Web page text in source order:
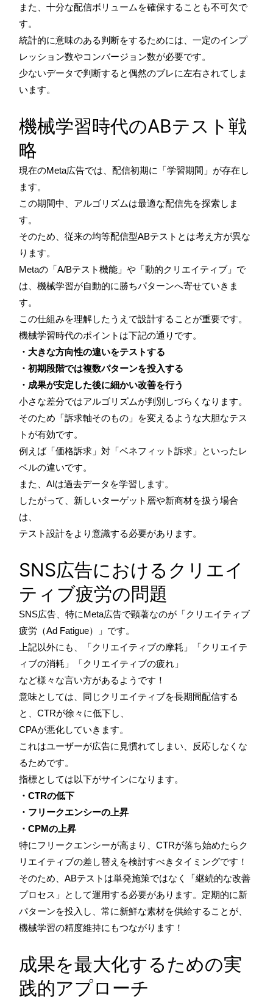
また、十分な配信ボリュームを確保することも不可欠で
す。
統計的に意味のある判断をするためには、一定のインプ
レッション数やコンバージョン数が必要です。
少ないデータで判断すると偶然のブレに左右されてしま
います。
機械学習時代のABテスト戦
略
現在のMeta広告では、配信初期に「学習期間」が存在し
ます。
この期間中、アルゴリズムは最適な配信先を探索しま
す。
そのため、従来の均等配信型ABテストとは考え方が異な
ります。
Metaの「A/Bテスト機能」や「動的クリエイティブ」で
は、機械学習が自動的に勝ちパターンへ寄せていきま
す。
この仕組みを理解したうえで設計することが重要です。
機械学習時代のポイントは下記の通りです。
・大きな方向性の違いをテストする
・初期段階では複数パターンを投入する
・成果が安定した後に細かい改善を行う
小さな差分ではアルゴリズムが判別しづらくなります。
そのため「訴求軸そのもの」を変えるような大胆なテス
トが有効です。
例えば「価格訴求」対「ベネフィット訴求」といったレ
ベルの違いです。
また、AIは過去データを学習します。
したがって、新しいターゲット層や新商材を扱う場合
は、
テスト設計をより意識する必要があります。
SNS広告におけるクリエイ
ティブ疲労の問題
SNS広告、特にMeta広告で顕著なのが「クリエイティブ
疲労（Ad Fatigue）」です。
上記以外にも、「クリエイティブの摩耗」「クリエイテ
ィブの消耗」「クリエイティブの疲れ」
など様々な言い方があるようです！
意味としては、同じクリエイティブを長期間配信する
と、CTRが徐々に低下し、
CPAが悪化していきます。
これはユーザーが広告に見慣れてしまい、反応しなくな
るためです。
指標としては以下がサインになります。
・CTRの低下
・フリークエンシーの上昇
・CPMの上昇
特にフリークエンシーが高まり、CTRが落ち始めたらク
リエイティブの差し替えを検討すべきタイミングです！
そのため、ABテストは単発施策ではなく「継続的な改善
プロセス」として運用する必要があります。定期的に新
パターンを投入し、常に新鮮な素材を供給することが、
機械学習の精度維持にもつながります！
成果を最大化するための実
践的アプローチ